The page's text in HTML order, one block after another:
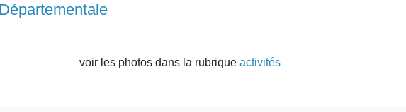
voir les photos dans la rubrique activités